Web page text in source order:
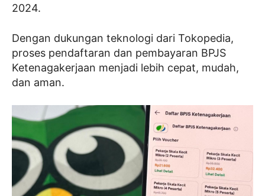
2024.
Dengan dukungan teknologi dari Tokopedia,
proses pendaftaran dan pembayaran BPJS
Ketenagakerjaan menjadi lebih cepat, mudah,
dan aman.